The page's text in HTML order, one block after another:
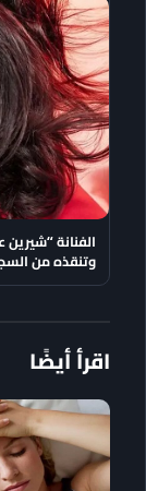
الفنانة
وتنقذه من
اقرأ أيضًا